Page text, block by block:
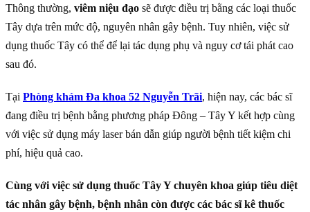
Thông thường, viêm niệu đạo sẽ được điều trị bằng các loại thuốc
Tây dựa trên mức độ, nguyên nhân gây bệnh. Tuy nhiên, việc sử
dụng thuốc Tây có thể để lại tác dụng phụ và nguy cơ tái phát cao
sau đó.
Tại Phòng khám Đa khoa 52 Nguyễn Trãi, hiện nay, các bác sĩ
đang điều trị bệnh bằng phương pháp Đông – Tây Y kết hợp cùng
với việc sử dụng máy laser bán dẫn giúp người bệnh tiết kiệm chi
phí, hiệu quả cao.
Cùng với việc sử dụng thuốc Tây Y chuyên khoa giúp tiêu diệt
tác nhân gây bệnh, bệnh nhân còn được các bác sĩ kê thuốc